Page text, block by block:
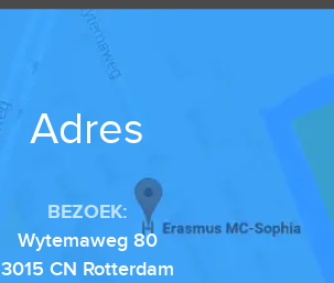
Adres
BEZOEK:
Wytemaweg 80
3015 CN Rotterdam